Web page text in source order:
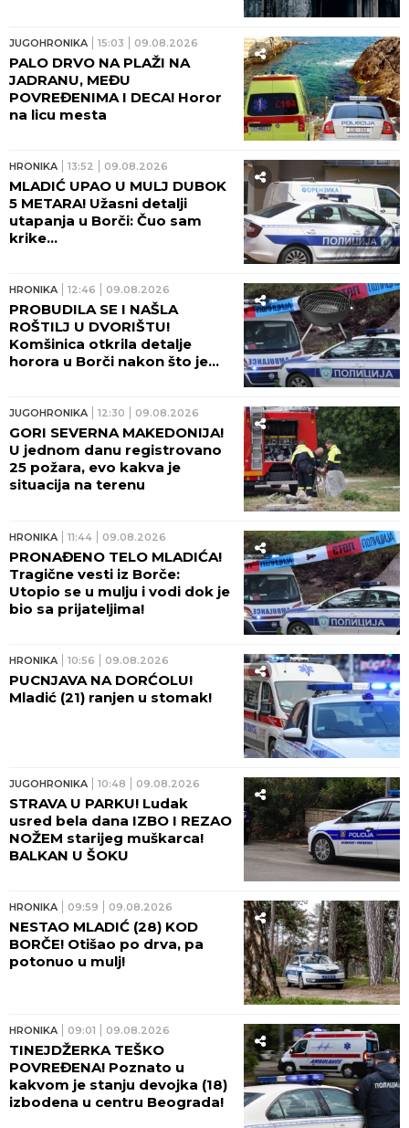
JUGOHRONIKA 15:03 09.08.2026
PALO DRVO NA PLAŽI NA
JADRANU, MEĐU
POVREĐENIMA I DECA! Horor
na licu mesta
HRONIKA 13:52 09.08.2026
MLADIĆ UPAO U MULJ DUBOK
5 METARA! Užasni detalji
utapanja u Borči: Čuo sam
krike...
HRONIKA 12:46 09.08.2026
PROBUDILA SE I NAŠLA
ROŠTILJ U DVORIŠTU!
Komšinica otkrila detalje
horora u Borči nakon što je
JUGOHRONIKA 12:30 09.08.2026
GORI SEVERNA MAKEDONIJA!
U jednom danu registrovano
25 požara, evo kakva je
situacija na terenu
HRONIKA 11:44 09.08.2026
PRONAĐENO TELO MLADIĆA!
Tragične vesti iz Borče:
Utopio se u mulju i vodi dok je
bio sa prijateljima!
HRONIKA 10:56 09.08.2026
PUCNJAVA NA DORĆOLU!
Mladić (21) ranjen u stomak!
JUGOHRONIKA 10:48 09.08.2026
STRAVA U PARKU! Ludak
usred bela dana IZBO I REZAO
NOŽEM starijeg muškarca!
BALKAN U ŠOKU
HRONIKA 09:59 09.08.2026
NESTAO MLADIĆ (28) KOD
BORČE! Otišao po drva, pa
potonuo u mulj!
HRONIKA 09:01 09.08.2026
TINEJDŽERKA TEŠKO
POVREĐENA! Poznato u
kakvom je stanju devojka (18)
izbodena u centru Beograda!